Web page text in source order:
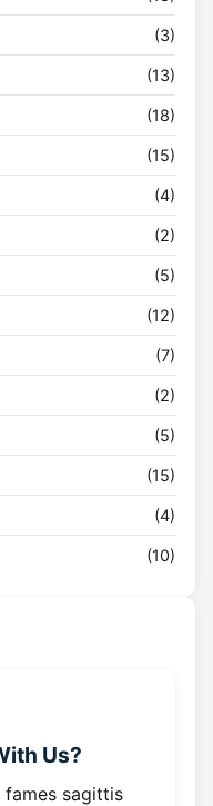
(3)
(13)
(18)
(15)
(4)
(2)
(5)
(12)
(7)
(2)
(5)
(15)
(4)
(10)
Us?
fames sagittis